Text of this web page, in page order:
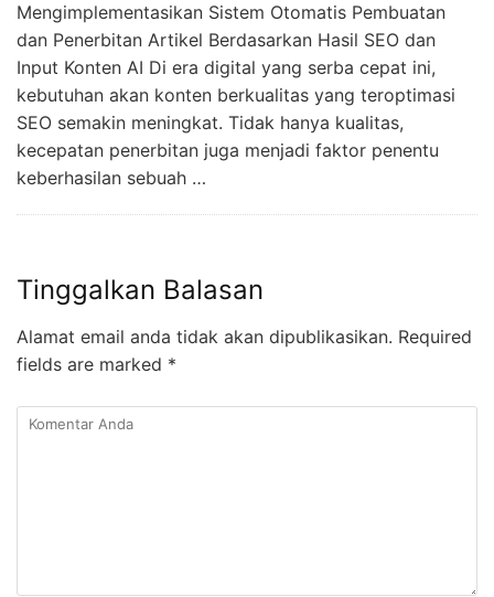
Mengimplementasikan Sistem Otomatis Pembuatan
dan Penerbitan Artikel Berdasarkan Hasil SEO dan
Input Konten AI Di era digital yang serba cepat ini,
kebutuhan akan konten berkualitas yang teroptimasi
SEO semakin meningkat. Tidak hanya kualitas,
kecepatan penerbitan juga menjadi faktor penentu
keberhasilan sebuah …
Tinggalkan Balasan
Alamat email anda tidak akan dipublikasikan. Required
fields are marked *